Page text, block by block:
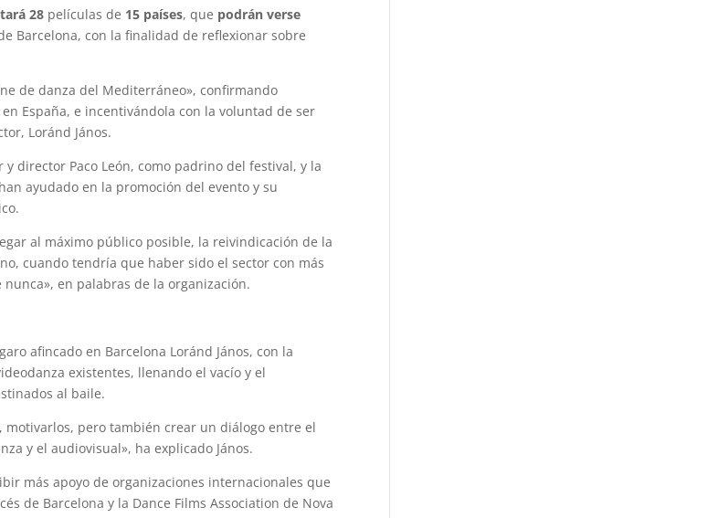
28 películas de 15 países, que podrán verse
Barcelona, con la finalidad de reflexionar sobre
de danza del Mediterráneo», confirmando
España, e incentivándola con la voluntad de ser
Loránd János.
director Paco León, como padrino del festival, y la
ayudado en la promoción del evento y su
al máximo público posible, la reivindicación de la
cuando tendría que haber sido el sector con más
en palabras de la organización.
afincado en Barcelona Loránd János, con la
existentes, llenando el vacío y el
al baile.
pero también crear un diálogo entre el
y el audiovisual», ha explicado János.
más apoyo de organizaciones internacionales que
de Barcelona y la Dance Films Association de Nova